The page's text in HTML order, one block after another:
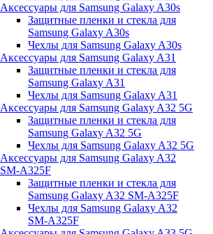
Аксессуары для Samsung Galaxy A30s
Защитные пленки и стекла для
Samsung Galaxy A30s
Чехлы для Samsung Galaxy A30s
Аксессуары для Samsung Galaxy A31
Защитные пленки и стекла для
Samsung Galaxy A31
Чехлы для Samsung Galaxy A31
Аксессуары для Samsung Galaxy A32 5G
Защитные пленки и стекла для
Samsung Galaxy A32 5G
Чехлы для Samsung Galaxy A32 5G
Аксессуары для Samsung Galaxy A32
SM-A325F
Защитные пленки и стекла для
Samsung Galaxy A32 SM-A325F
Чехлы для Samsung Galaxy A32
SM-A325F